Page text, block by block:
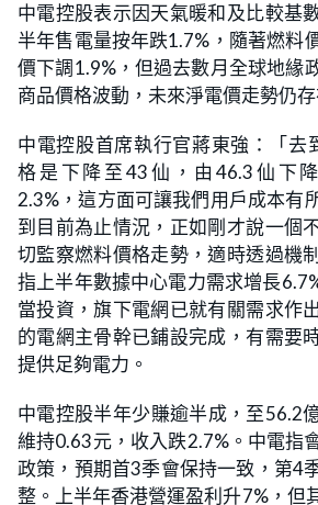
1
.
4
3
%
中電控股表示因天氣暖和及比較基
半年售電量按年跌1.7%，隨著燃料
價下調1.9%，但過去數月全球地緣
商品價格波動，未來淨電價走勢仍存
中電控股首席執行官蔣東強：「去
格是下降至43仙，由46.3仙下
2.3%，這方面可讓我們用戶成本有
到目前為止情況，正如剛才說一個
切監察燃料價格走勢，適時透過機
指上半年數據中心電力需求增長
當投資，旗下電網已就有關需求作
的電網主骨幹已鋪設完成，有需要
提供足夠電力。
中電控股半年少賺逾半成，至56.2
維持0.63元，收入跌2.7%。中電指
政策，預期首3季會保持一致，第4
整。上半年香港營運盈利升7%，但